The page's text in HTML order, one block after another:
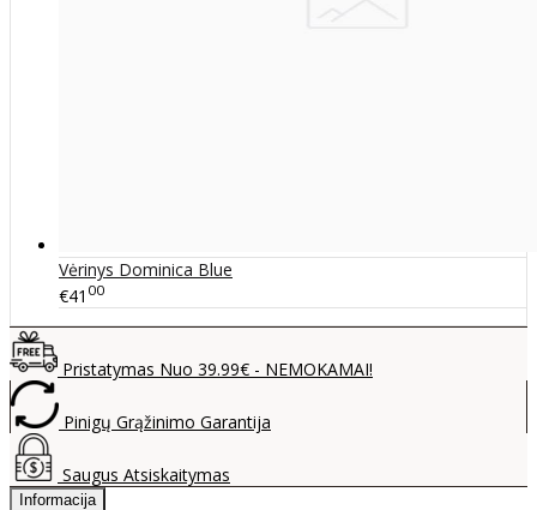
Vėrinys Dominica Blue
€41 00
Pristatymas Nuo 39.99€ - NEMOKAMAI!
Pinigų Grąžinimo Garantija
Saugus Atsiskaitymas
Informacija